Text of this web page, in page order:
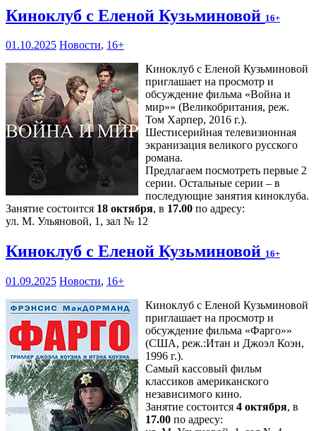
Киноклуб с Еленой Кузьминовой 16+
01.10.2025 Новости, 16+
Киноклуб с Еленой Кузьминовой
приглашает на просмотр и
обсуждение фильма «Война и
мир»» (Великобритания, реж.
Том Харпер, 2016 г.).
Шестисерийная телевизионная
экранизация великого русского
романа.
Предлагаем посмотреть первые 2
серии. Остальные серии – в
последующие занятия киноклуба.
Занятие состоится 18 октября, в 17.00 по адресу:
ул. М. Ульяновой, 1, зал № 12
Киноклуб с Еленой Кузьминовой 16+
01.09.2025 Новости, 16+
Киноклуб с Еленой Кузьминовой
приглашает на просмотр и
обсуждение фильма «Фарго»»
(США, реж.:Итан и Джоэл Коэн,
1996 г.).
Самый кассовый фильм
классиков американского
независимого кино.
Занятие состоится 4 октября, в
17.00 по адресу: